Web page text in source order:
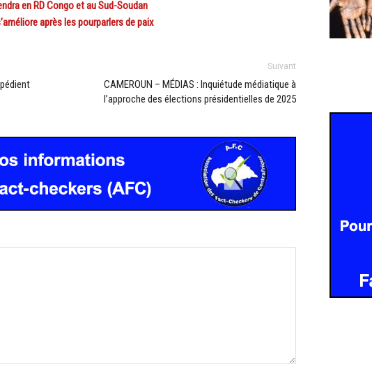
en RD Congo et au Sud-Soudan
après les pourparlers de paix
Suivant
CAMEROUN – MÉDIAS : Inquiétude médiatique à
l’approche des élections présidentielles de 2025